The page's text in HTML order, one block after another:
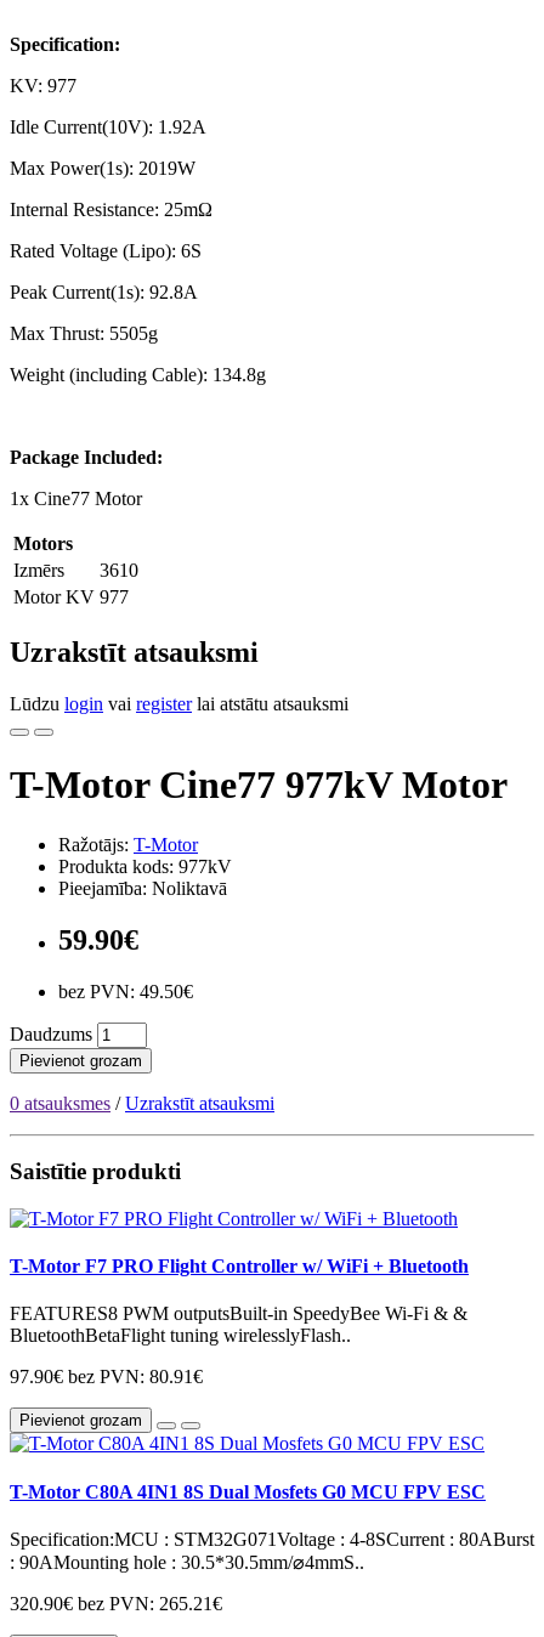
Specification:
KV: 977
Idle Current(10V): 1.92A
Max Power(1s): 2019W
Internal Resistance: 25mΩ
Rated Voltage (Lipo): 6S
Peak Current(1s): 92.8A
Max Thrust: 5505g
Weight (including Cable): 134.8g
Package Included:
1x Cine77 Motor
Motors
Izmērs
3610
Motor KV 977
Uzrakstīt atsauksmi
Lūdzu login vai registerlai atstātu atsauksmi
T-Motor Cine77 977kV Motor
Ražotājs: T-Motor
Produkta kods: 977kV
Pieejamība: Noliktavā
59.90€
bez PVN: 49.50€
Daudzums
Pievienot grozam
0 atsauksmes /Uzrakstīt atsauksmi
Saistītie produkti
T-Motor F7 PRO Flight Controller w/ WiFi + Bluetooth
FEATURES8 PWM outputsBuilt-in SpeedyBee Wi-Fi & &
BluetoothBetaFlight tuning wirelesslyFlash..
97.90€ bez PVN: 80.91€
Pievienot grozam
T-Motor C80A 4IN1 8S Dual Mosfets G0 MCU FPV ESC
Specification:MCU : STM32G071Voltage : 4-8SCurrent : 80ABurst
: 90AMounting hole : 30.5*30.5mm/⌀4mmS..
320.90€ bez PVN: 265.21€